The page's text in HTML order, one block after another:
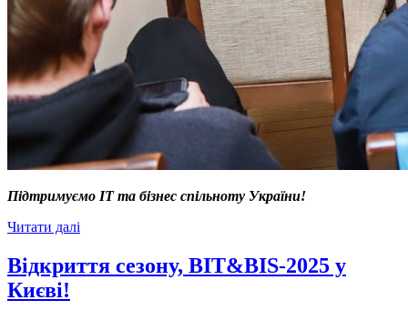
Підтримуємо ІТ та бізнес спільноту України!
Читати далі
Відкриття сезону, BIT&BIS-2025 у
Києві!